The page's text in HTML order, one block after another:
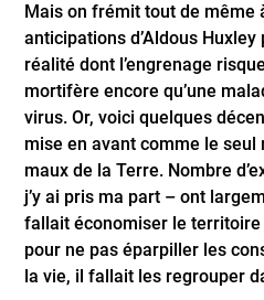
Mais on frémit tout de même
anticipations d’Aldous
réalité dont l’engrenage
mortifère encore qu’une
virus. Or, voici quelques
mise en avant comme le seul
maux de la Terre. Nombre
j’y ai pris ma part – ont
fallait économiser le territoire
pour ne pas éparpiller les
la vie, il fallait les regrouper